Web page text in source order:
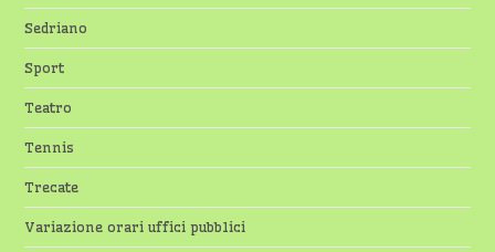
Sedriano
Sport
Teatro
Tennis
Trecate
Variazione orari uffici pubblici